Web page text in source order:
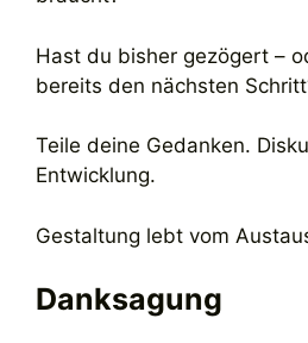
Hast du bisher gezögert –
bereits den nächsten
Teile deine Gedanken.
Entwicklung.
Gestaltung lebt vom
Danksagung